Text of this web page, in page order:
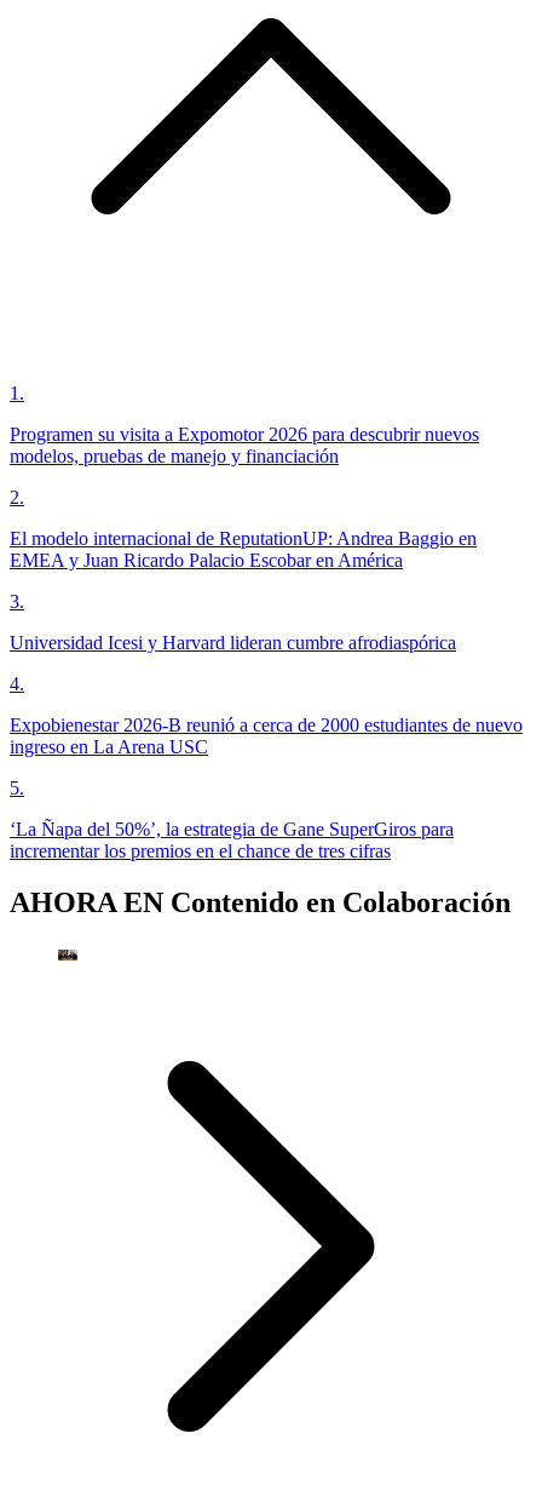
1.
Programen su visita a Expomotor 2026 para descubrir nuevos
modelos, pruebas de manejo y financiación
2.
El modelo internacional de ReputationUP: Andrea Baggio en
EMEA y Juan Ricardo Palacio Escobar en América
3.
Universidad Icesi y Harvard lideran cumbre afrodiaspórica
4.
Expobienestar 2026-B reunió a cerca de 2000 estudiantes de nuevo
ingreso en La Arena USC
5.
‘La Ñapa del 50%’, la estrategia de Gane SuperGiros para
incrementar los premios en el chance de tres cifras
AHORA EN Contenido en Colaboración